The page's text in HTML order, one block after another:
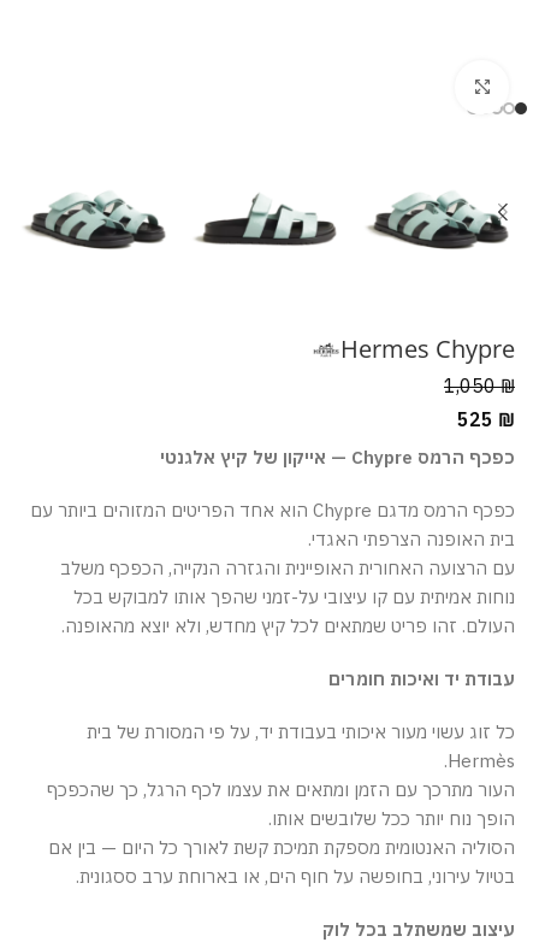
Hermes Chypre
1,050₪
525 ₪
כפכף הרמס Chypre — אייקון של קיץ אלגנטי
כפכף הרמס מדגם Chypre הוא אחד הפריטים המזוהים ביותר עם
בית האופנה הצרפתי האגדי.
עם הרצועה האחורית האופיינית והגזרה הנקייה, הכפכף משלב
נוחות אמיתית עם קו עיצובי על-זמני שהפך אותו למבוקש בכל
העולם. זהו פריט שמתאים לכל קיץ מחדש, ולא יוצא מהאופנה.
עבודת יד ואיכות חומרים
כל זוג עשוי מעור איכותי בעבודת יד, על פי המסורת של בית
Hermès.
העור מתרכך עם הזמן ומתאים את עצמו לכף הרגל, כך שהכפכף
הופך נוח יותר ככל שלובשים אותו.
הסוליה האנטומית מספקת תמיכת קשת לאורך כל היום — בין אם
בטיול עירוני, בחופשה על חוף הים, או בארוחת ערב ססגונית.
עיצוב שמשתלב בכל לוק